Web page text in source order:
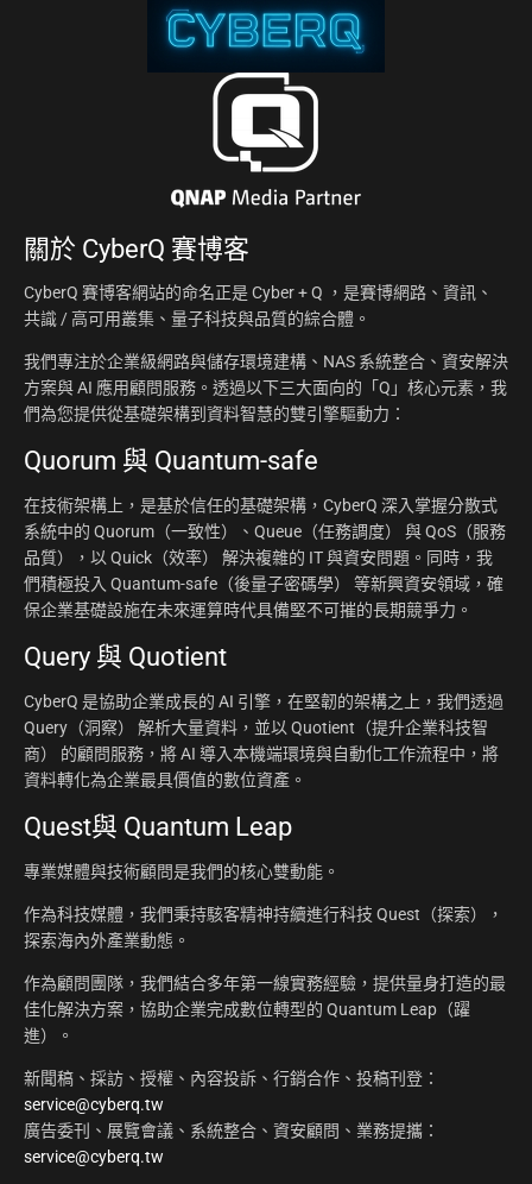
關於 CyberQ 賽博客
CyberQ 賽博客網站的命名正是 Cyber + Q ，是賽博網路、資訊、
共識 / 高可用叢集、量子科技與品質的綜合體。
我們專注於企業級網路與儲存環境建構、NAS 系統整合、資安解決
方案與 AI 應用顧問服務。透過以下三大面向的「Q」核心元素，我
們為您提供從基礎架構到資料智慧的雙引擎驅動力：
Quorum 與 Quantum-safe
在技術架構上，是基於信任的基礎架構，CyberQ 深入掌握分散式
系統中的 Quorum（一致性）、Queue（任務調度） 與 QoS（服務
品質），以 Quick（效率） 解決複雜的 IT 與資安問題。同時，我
們積極投入 Quantum-safe（後量子密碼學） 等新興資安領域，確
保企業基礎設施在未來運算時代具備堅不可摧的長期競爭力。
Query 與 Quotient
CyberQ 是協助企業成長的 AI 引擎，在堅韌的架構之上，我們透過
Query（洞察） 解析大量資料，並以 Quotient（提升企業科技智
商） 的顧問服務，將 AI 導入本機端環境與自動化工作流程中，將
資料轉化為企業最具價值的數位資產。
Quest與 Quantum Leap
專業媒體與技術顧問是我們的核心雙動能。
作為科技媒體，我們秉持駭客精神持續進行科技 Quest（探索），
探索海內外產業動態。
作為顧問團隊，我們結合多年第一線實務經驗，提供量身打造的最
佳化解決方案，協助企業完成數位轉型的 Quantum Leap（躍
進）。
新聞稿、採訪、授權、內容投訴、行銷合作、投稿刊登：
service@cyberq.tw
廣告委刊、展覽會議、系統整合、資安顧問、業務提攜：
service@cyberq.tw